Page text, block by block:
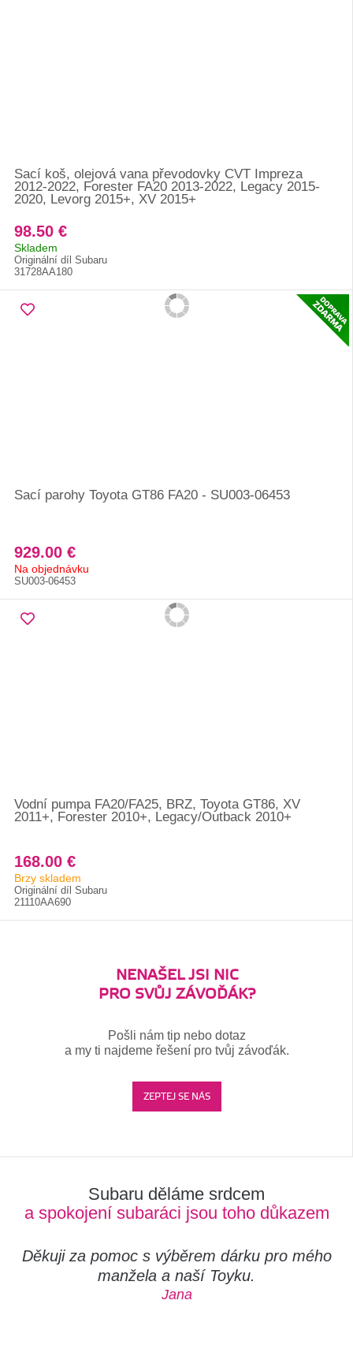
Sací koš, olejová vana převodovky CVT Impreza
2012-2022, Forester FA20 2013-2022, Legacy 2015-
2020, Levorg 2015+, XV 2015+
98.50 €
Skladem
Originální díl Subaru
31728AA180
Sací parohy Toyota GT86 FA20 - SU003-06453
929.00 €
Na objednávku
SU003-06453
Vodní pumpa FA20/FA25, BRZ, Toyota GT86, XV
2011+, Forester 2010+, Legacy/Outback 2010+
168.00 €
Brzy skladem
Originální díl Subaru
21110AA690
NENAŠEL JSI NIC
PRO SVŮJ ZÁVOĎÁK?
Pošli nám tip nebo dotaz
a my ti najdeme řešení pro tvůj závoďák.
ZEPTEJ SE NÁS
Subaru děláme srdcem
a spokojení subaráci jsou toho důkazem
Děkuji za pomoc s výběrem dárku pro mého
manžela a naší Toyku.
Jana